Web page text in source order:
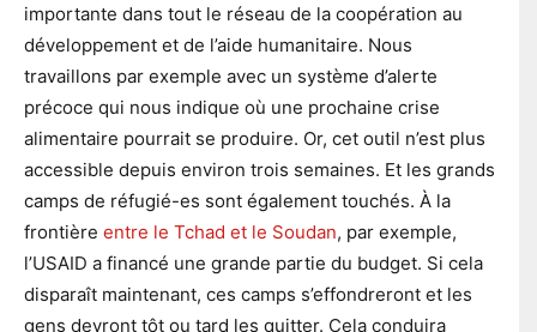
importante dans tout le réseau de la coopération au
développement et de l’aide humanitaire. Nous
travaillons par exemple avec un système d’alerte
précoce qui nous indique où une prochaine crise
alimentaire pourrait se produire. Or, cet outil n’est plus
accessible depuis environ trois semaines. Et les grands
camps de réfugié-es sont également touchés. À la
frontière entre le Tchad et le Soudan, par exemple,
l’USAID a financé une grande partie du budget. Si cela
disparaît maintenant, ces camps s’effondreront et les
gens devront tôt ou tard les quitter. Cela conduira